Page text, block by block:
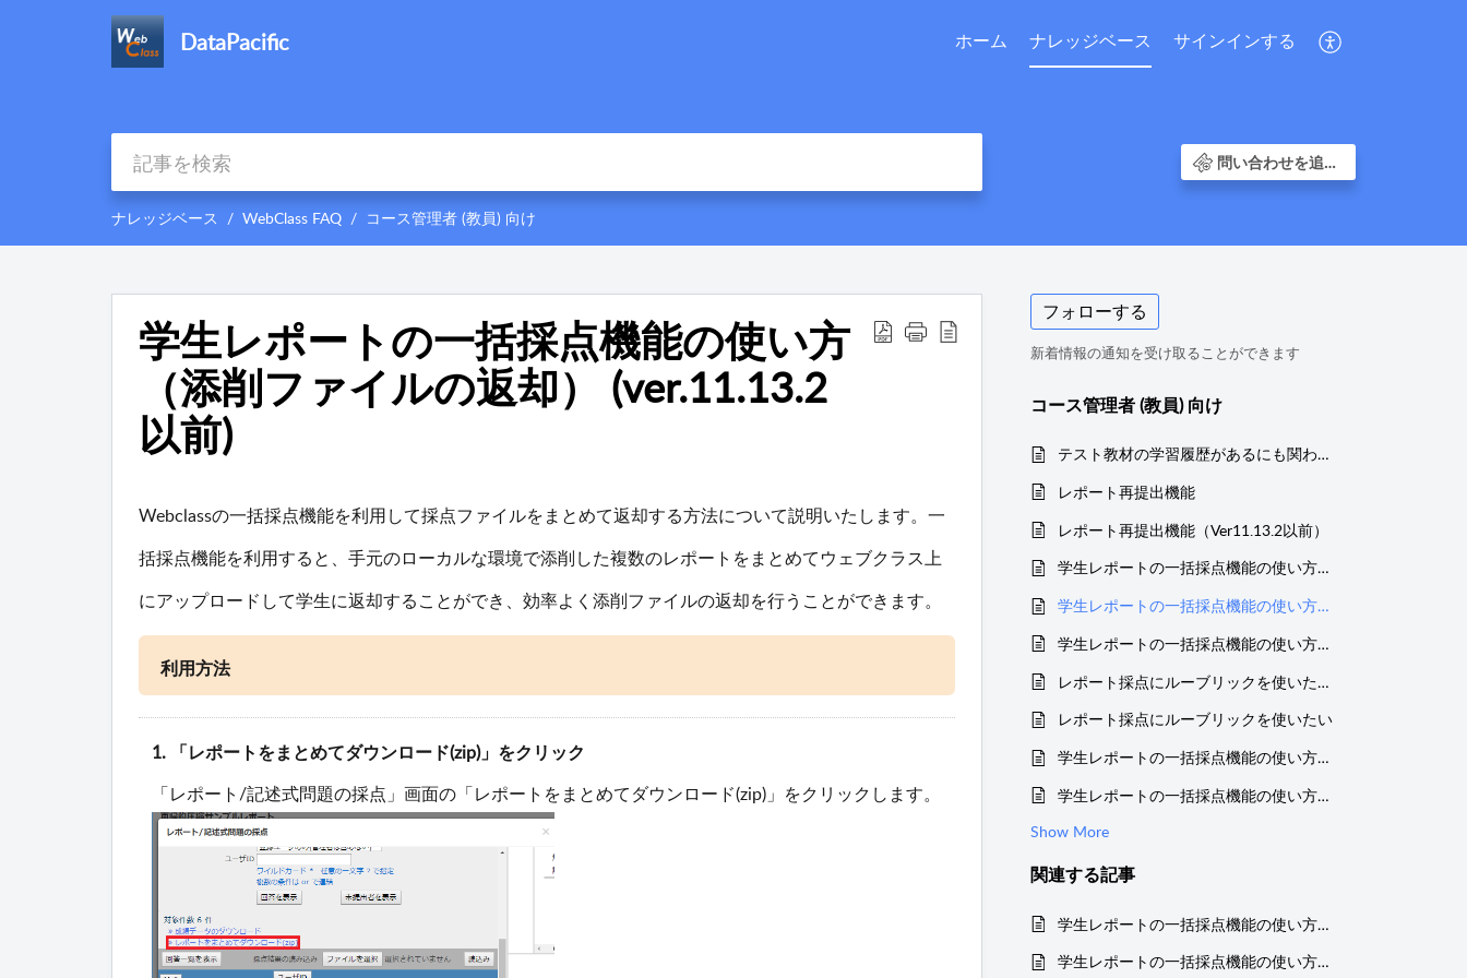
DataPacific ホーム ナレッジベース サインインする
問い合わせを追加する
ナレッジベース WebClass FAQ コース管理者 (教員) 向け
学生レポートの一括採点機能の使い方
（添削ファイルの返却） (ver.11.13.2
以前)
Webclassの一括採点機能を利用して採点ファイルをまとめて返却する方法について説明いたします。一
括採点機能を利用すると、手元のローカルな環境で添削した複数のレポートをまとめてウェブクラス上
にアップロードして学生に返却することができ、効率よく添削ファイルの返却を行うことができます。
利用方法
1. 「レポートをまとめてダウンロード(zip)」をクリック
「レポート/記述式問題の採点」画面の「レポートをまとめてダウンロード(zip)」をクリックします。
フォローする
新着情報の通知を受け取ることができます
コース管理者 (教員) 向け
テスト教材の学習履歴があるにも関わらず「学生成績」の回数が0回と表示される
レポート再提出機能
レポート再提出機能（Ver11.13.2以前）
学生レポートの一括採点機能の使い方（点数とコメントの登録） (ver.11.13.2 以前)
学生レポートの一括採点機能の使い方（添削ファイルの返却） (ver.11.13.2 以前)
学生レポートの一括採点機能の使い方（代理提出） (ver.11.13.2 以前)
レポート採点にルーブリックを使いたい (ver.11.13.2 以前)
レポート採点にルーブリックを使いたい
学生レポートの一括採点機能の使い方（代理提出）
学生レポートの一括採点機能の使い方（点数とコメントの登録）
Show More
関連する記事
学生レポートの一括採点機能の使い方（添削ファイルの返却）
学生レポートの一括採点機能の使い方（点数とコメントの登録） (ver.11.13.2 以前)